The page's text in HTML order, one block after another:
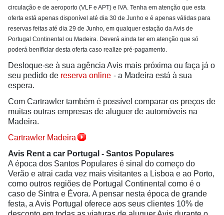
circulação e de aeroporto (VLF e APT) e IVA. Tenha em atenção que esta
oferta está apenas disponível até dia 30 de Junho e é apenas válidas para
reservas feitas até dia 29 de Junho, em qualquer estação da Avis de
Portugal Continental ou Madeira. Deverá ainda ter em atenção que só
poderá benificiar desta oferta caso realize pré-pagamento.
Desloque-se à sua agência Avis mais próxima ou faça já o
seu pedido de reserva online - a Madeira está à sua
espera.
Com Cartrawler também é possível comparar os preços de
muitas outras empresas de aluguer de automóveis na
Madeira.
Cartrawler Madeira
Avis Rent a car Portugal - Santos Populares
A época dos Santos Populares é sinal do começo do
Verão e atrai cada vez mais visitantes a Lisboa e ao Porto,
como outros regiões de Portugal Continental como é o
caso de Sintra e Évora. A pensar nesta época de grande
festa, a Avis Portugal oferece aos seus clientes 10% de